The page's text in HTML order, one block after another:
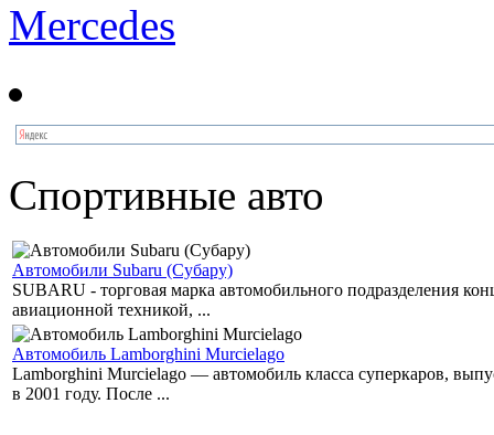
Mercedes
Спортивные авто
Автомобили Subaru (Субару)
SUBARU - торговая марка автомобильного подразделения
авиационной техникой, ...
Автомобиль Lamborghini Murcielago
Lamborghini Murcielago — автомобиль класса суперкаров,
в 2001 году. После ...